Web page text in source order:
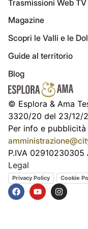
Trasmissioni Web TV
Magazine
Scopri le Valli e le
Guide al territorio
Blog
© Esplora & Ama
3320/20 del 23/12/
Per info e pubblicità
P.IVA
Legal
Privacy Policy Cookie